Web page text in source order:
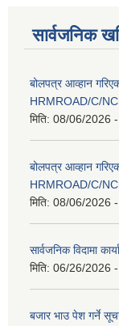
सार्वजनिक
बोलपत्र आव्हान
HRMROAD/C/
मिति: 08/06/2026
बोलपत्र आव्हान
HRMROAD/C/
मिति: 08/06/2026
सार्वजनिक विदामा
मिति: 06/26/2026
बजार भाउ पेश गर्ने